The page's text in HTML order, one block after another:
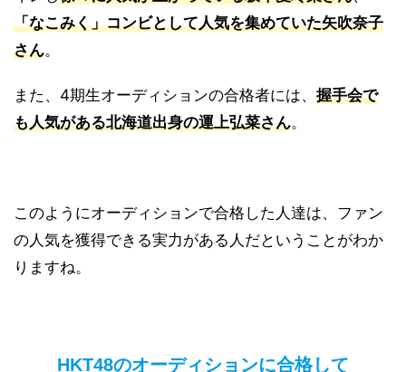
「なこみく」コンビとして人気を集めていた矢吹奈子
さん。
また、4期生オーディションの合格者には、 握手会で
も人気がある北海道出身の運上弘菜さん。
このようにオーディションで合格した人達は、ファン
の人気を獲得できる実力がある人だということがわか
りますね。
HKT48のオーディションに合格して